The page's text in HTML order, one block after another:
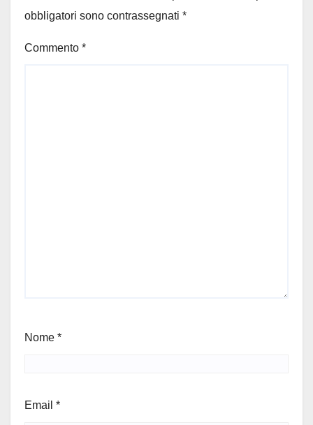
obbligatori sono contrassegnati *
Commento *
Nome *
Email *